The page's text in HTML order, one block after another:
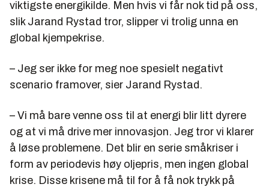
viktigste energikilde. Men hvis vi får nok tid på oss,
slik Jarand Rystad tror, slipper vi trolig unna en
global kjempekrise.
– Jeg ser ikke for meg noe spesielt negativt
scenario framover, sier Jarand Rystad.
– Vi må bare venne oss til at energi blir litt dyrere
og at vi må drive mer innovasjon. Jeg tror vi klarer
å løse problemene. Det blir en serie småkriser i
form av periodevis høy oljepris, men ingen global
krise. Disse krisene må til for å få nok trykk på